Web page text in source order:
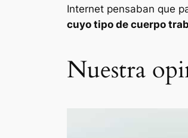
Internet pensaban que
cuyo tipo de cuerpo
Nuestra